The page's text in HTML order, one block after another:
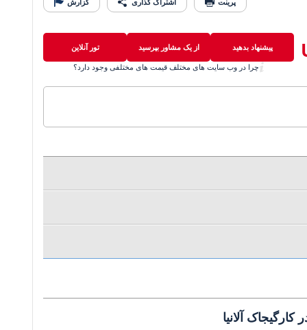
پیشنهاد بدهید از یک مشاور بپرسید
تور آنلاین
چرا در وب سایت های مختلف قیمت های مختلفی وجود دارد؟
آلانیا